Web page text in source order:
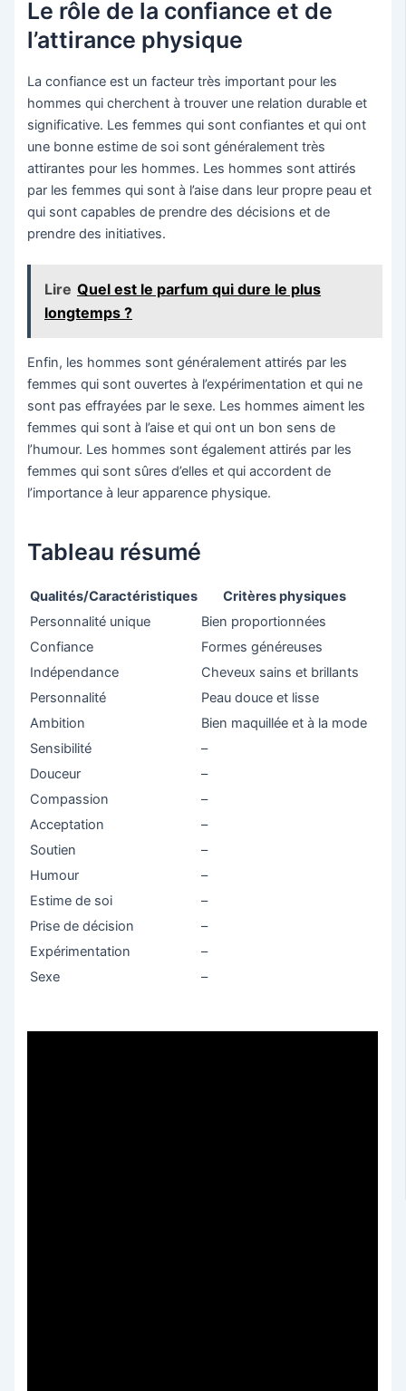
Le rôle de la confiance et de
l’attirance physique
La confiance est un facteur très important pour les
hommes qui cherchent à trouver une relation durable et
significative. Les femmes qui sont confiantes et qui ont
une bonne estime de soi sont généralement très
attirantes pour les hommes. Les hommes sont attirés
par les femmes qui sont à l’aise dans leur propre peau et
qui sont capables de prendre des décisions et de
prendre des initiatives.
Lire Quel est le parfum qui dure le plus
longtemps ?
Enfin, les hommes sont généralement attirés par les
femmes qui sont ouvertes à l’expérimentation et qui ne
sont pas effrayées par le sexe. Les hommes aiment les
femmes qui sont à l’aise et qui ont un bon sens de
l’humour. Les hommes sont également attirés par les
femmes qui sont sûres d’elles et qui accordent de
l’importance à leur apparence physique.
Tableau résumé
Qualités/Caractéristiques
Critères physiques
Personnalité unique
Bien proportionnées
Confiance
Formes généreuses
Indépendance
Cheveux sains et brillants
Personnalité
Peau douce et lisse
Ambition
Bien maquillée et à la mode
Sensibilité
–
Douceur
–
Compassion
–
Acceptation
–
Soutien
–
Humour
–
Estime de soi
–
Prise de décision
–
Expérimentation
–
Sexe
–